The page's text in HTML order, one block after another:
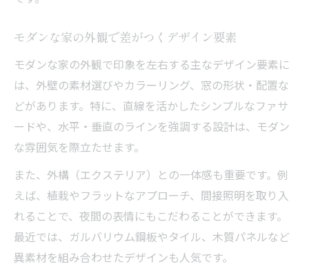
モダンな家の外観で差がつくデザイン要素
モダンな家の外観で印象を左右する主なデザイン要素に
は、外壁の素材選びやカラーリング、窓の形状・配置な
どがあります。特に、直線を活かしたシンプルなファサ
ードや、水平・垂直のラインを強調する設計は、モダン
な雰囲気を際立たせます。
また、外構（エクステリア）との一体感も重要です。例
えば、植栽やフラットなアプローチ、間接照明を取り入
れることで、夜間の表情にもこだわることができます。
最近では、ガルバリウム鋼板やタイル、木質パネルなど
異素材を組み合わせたデザインも人気です。